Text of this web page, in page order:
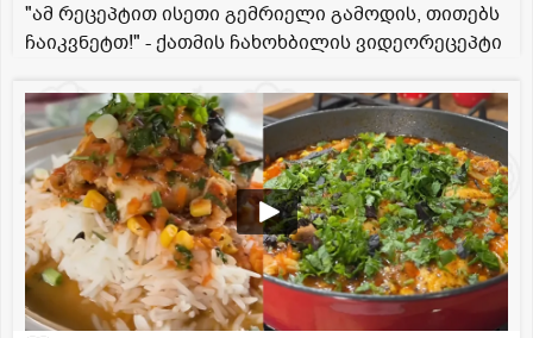
"ამ რეცეპტით ისეთი გემრიელი გამოდის, თითებს
ჩაიკვნეტთ!" - ქათმის ჩახოხბილის ვიდეორეცეპტი